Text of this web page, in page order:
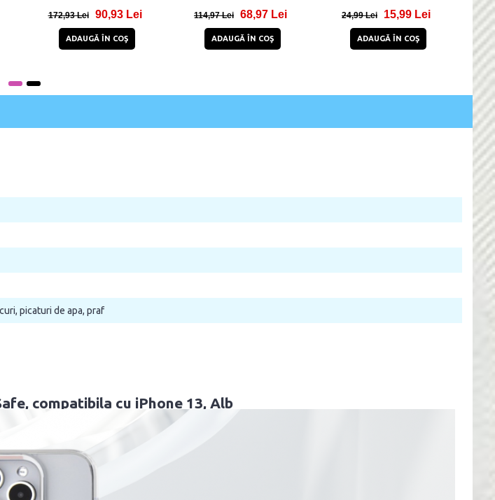
127,95 Lei 69,95 Lei
ADAUGĂ ÎN COŞ
124,95 Lei 69,95 Lei
ADAUGĂ ÎN COŞ
117,96 Lei 68,96 Lei
ADAUGĂ ÎN COŞ
picaturi de apa, praf
compatibila cu iPhone 13, Alb